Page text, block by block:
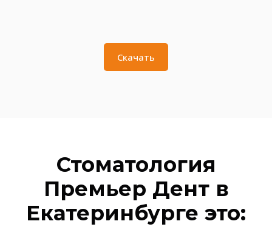
Скачать
Стоматология
Премьер Дент в
Екатеринбурге это: